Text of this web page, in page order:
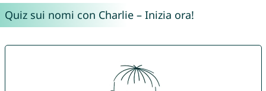
Quiz sui nomi con Charlie – Inizia ora!